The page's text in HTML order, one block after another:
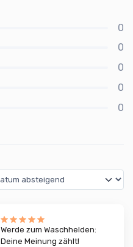
0
0
0
0
0
Werde zum Waschhelden:
Deine Meinung zählt!